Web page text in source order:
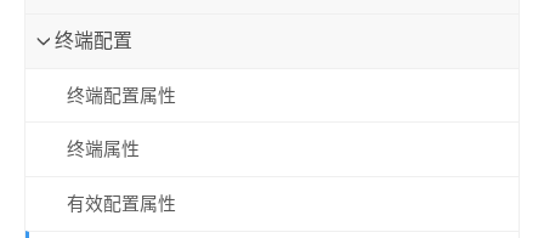
终端配置
终端配置属性
终端属性
有效配置属性